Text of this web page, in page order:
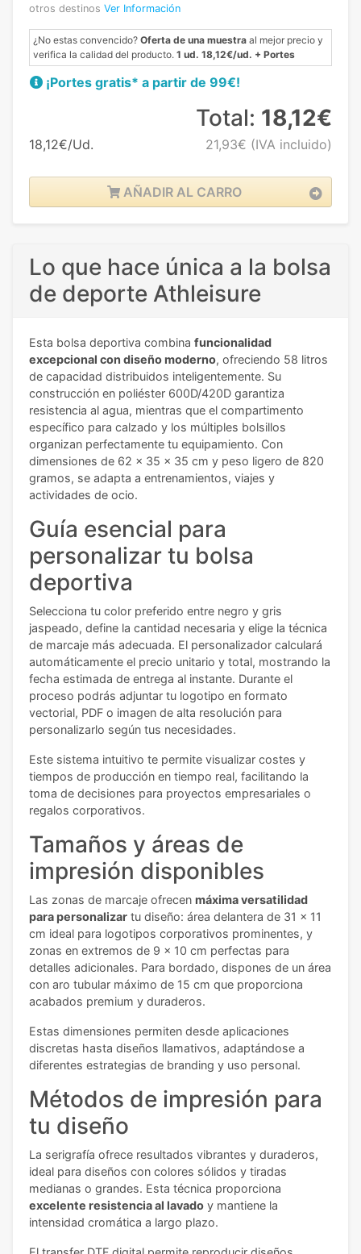
otros destinos Ver Información
¿No estas convencido? Oferta de una muestra al mejor precio y
verifica la calidad del producto. 1 ud. 18,12€/ud. + Portes
¡Portes gratis* a partir de 99€!
18,12€/Ud.
Total: 18,12€
21,93€ (IVA incluido)
AÑADIR AL CARRO
Lo que hace única a la bolsa
de deporte Athleisure
Esta bolsa deportiva combina funcionalidad
excepcional con diseño moderno, ofreciendo 58 litros
de capacidad distribuidos inteligentemente. Su
construcción en poliéster 600D/420D garantiza
resistencia al agua, mientras que el compartimento
específico para calzado y los múltiples bolsillos
organizan perfectamente tu equipamiento. Con
dimensiones de 62 x 35 x 35 cm y peso ligero de 820
gramos, se adapta a entrenamientos, viajes y
actividades de ocio.
Guía esencial para
personalizar tu bolsa
deportiva
Selecciona tu color preferido entre negro y gris
jaspeado, define la cantidad necesaria y elige la técnica
de marcaje más adecuada. El personalizador calculará
automáticamente el precio unitario y total, mostrando la
fecha estimada de entrega al instante. Durante el
proceso podrás adjuntar tu logotipo en formato
vectorial, PDF o imagen de alta resolución para
personalizarlo según tus necesidades.
Este sistema intuitivo te permite visualizar costes y
tiempos de producción en tiempo real, facilitando la
toma de decisiones para proyectos empresariales o
regalos corporativos.
Tamaños y áreas de
impresión disponibles
Las zonas de marcaje ofrecen máxima versatilidad
para personalizar tu diseño: área delantera de 31 x 11
cm ideal para logotipos corporativos prominentes, y
zonas en extremos de 9 x 10 cm perfectas para
detalles adicionales. Para bordado, dispones de un área
con aro tubular máximo de 15 cm que proporciona
acabados premium y duraderos.
Estas dimensiones permiten desde aplicaciones
discretas hasta diseños llamativos, adaptándose a
diferentes estrategias de branding y uso personal.
Métodos de impresión para
tu diseño
La serigrafía ofrece resultados vibrantes y duraderos,
ideal para diseños con colores sólidos y tiradas
medianas o grandes. Esta técnica proporciona
excelente resistencia al lavado y mantiene la
intensidad cromática a largo plazo.